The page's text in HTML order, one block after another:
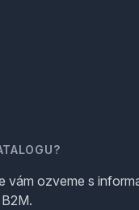
vám ozveme s